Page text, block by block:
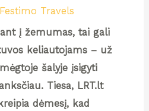
Festimo Travels
į žemumas, tai gali
keliautojams – už
šalyje įsigyti
Tiesa, LRT.lt
dėmesį, kad